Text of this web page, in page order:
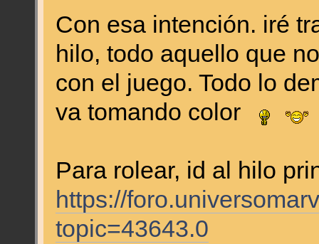
Con esa intención. iré
hilo, todo aquello que
con el juego. Todo lo
va tomando color
Para rolear, id al hilo
https://
topic=43643.0